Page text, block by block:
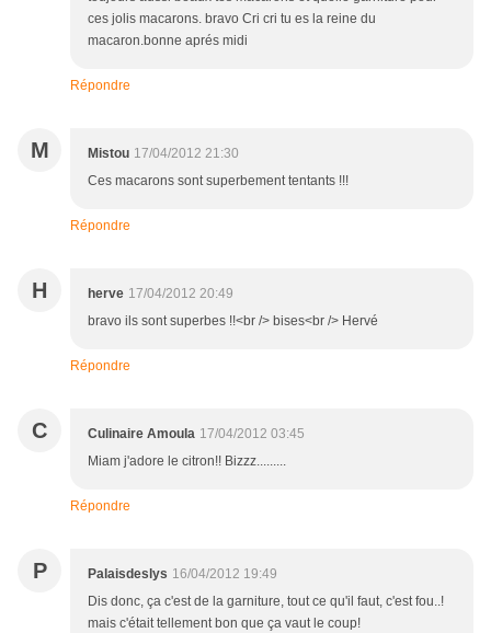
ces jolis macarons. bravo Cri cri tu es la reine du
macaron.bonne aprés midi
Répondre
M Mistou 17/04/2012 21:30
Ces macarons sont superbement tentants !!!
Répondre
H herve 17/04/2012 20:49
bravo ils sont superbes !!<br /> bises<br /> Hervé
Répondre
C Culinaire Amoula 17/04/2012 03:45
Miam j'adore le citron!! Bizzz.........
Répondre
P Palaisdeslys 16/04/2012 19:49
Dis donc, ça c'est de la garniture, tout ce qu'il faut, c'est fou..!
mais c'était tellement bon que ça vaut le coup!